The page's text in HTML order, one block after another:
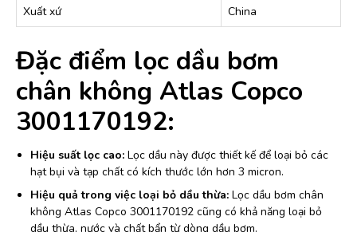
Xuất xứ
China
Đặc điểm lọc dầu bơm
chân không Atlas Copco
3001170192:
Hiệu suất lọc cao: Lọc dầu này được thiết kế để loại bỏ các
hạt bụi và tạp chất có kích thước lớn hơn 3 micron.
Hiệu quả trong việc loại bỏ dầu thừa: Lọc dầu bơm chân
không Atlas Copco 3001170192 cũng có khả năng loại bỏ
dầu thừa, nước và chất bẩn từ dòng dầu bơm.